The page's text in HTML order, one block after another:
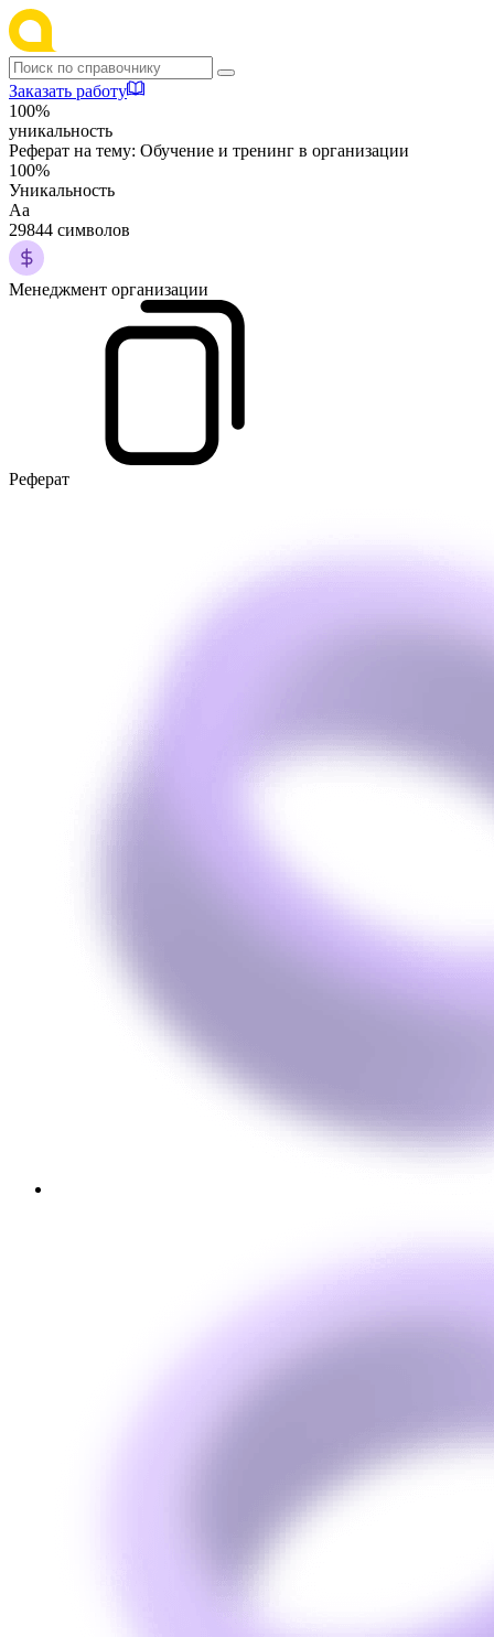
Заказать работу
100%
уникальность
Реферат на тему: Обучение и тренинг в организации
100%
Уникальность
Аа
29844 символов
Менеджмент организации
Реферат